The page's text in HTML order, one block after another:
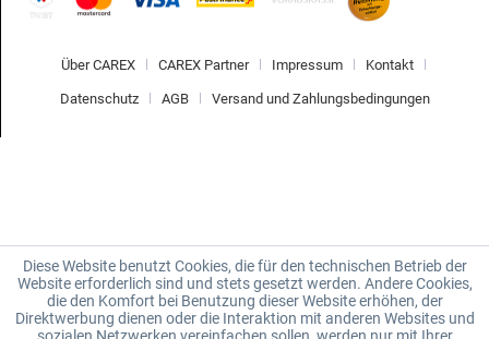
Über CAREX CAREX Partner Impressum Kontakt
Datenschutz AGB Versand und Zahlungsbedingungen
Diese Website benutzt Cookies, die für den technischen Betrieb der
Website erforderlich sind und stets gesetzt werden. Andere Cookies,
die den Komfort bei Benutzung dieser Website erhöhen, der
Direktwerbung dienen oder die Interaktion mit anderen Websites und